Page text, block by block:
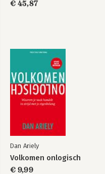
Misbelief
€ 45,87
Dan Ariely
Volkomen onlogisch
€ 9,99